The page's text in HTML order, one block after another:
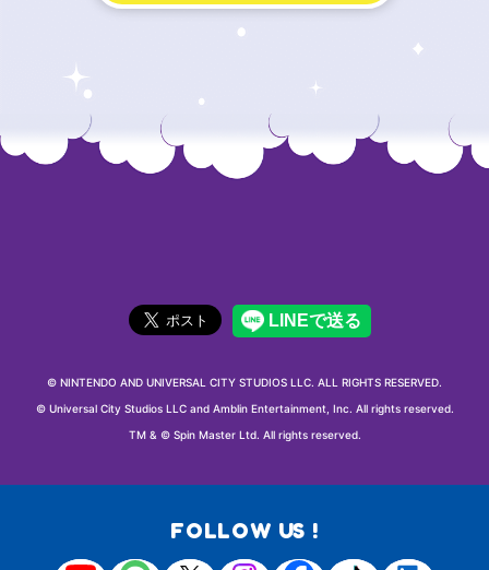
© NINTENDO AND UNIVERSAL CITY STUDIOS LLC. ALL RIGHTS RESERVED.
© Universal City Studios LLC and Amblin Entertainment, Inc. All rights reserved.
TM & © Spin Master Ltd. All rights reserved.
FOLLOW US !